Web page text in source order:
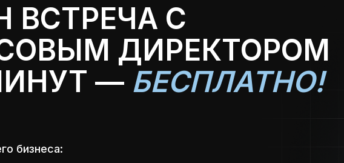
бизнеса:
ВСТРЕЧА С
ДИРЕКТОРОМ
— БЕСПЛАТНО!